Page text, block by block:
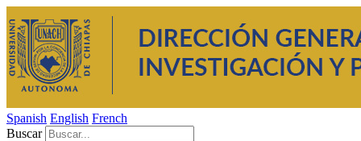
Spanish English French
Buscar